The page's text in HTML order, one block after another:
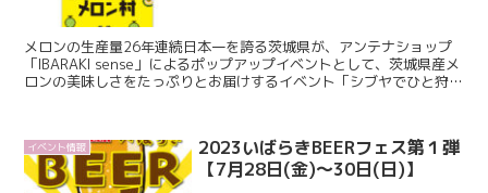
メロンの生産量26年連続日本一を誇る茨城県が、アンテナショップ
「IBARAKI sense」によるポップアップイベントとして、茨城県産メ
ロンの美味しさをたっぷりとお届けするイベント「シブヤでひと狩り
イベント情報
2023いばらきBEERフェス第１弾
【7月28日(金)～30日(日)】